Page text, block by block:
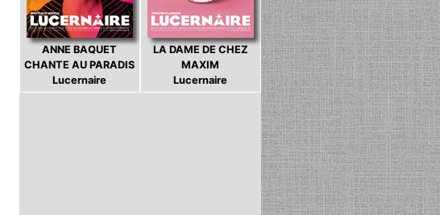
ANNE BAQUET
CHANTE AU PARADIS
Lucernaire
LA DAME DE CHEZ
MAXIM
Lucernaire